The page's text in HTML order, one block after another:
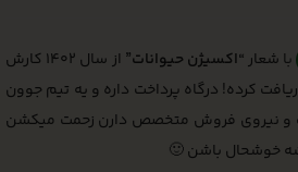
با شعار“اکسیژن حیوانات”
از سال 1402 کارش
کرده! درگاه پرداخت داره و یه تیم جوون
و نیروی فروش متخصص دارن زحمت میکشن
خوشحال باشن 🙂